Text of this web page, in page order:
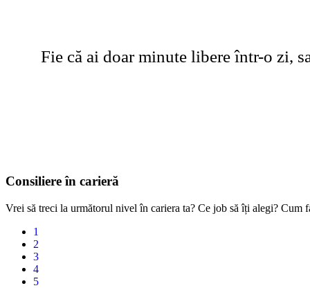
Fie că ai doar minute libere într-o zi,
Consiliere în carieră
Vrei să treci la următorul nivel în cariera ta? Ce job să îți alegi?
1
2
3
4
5